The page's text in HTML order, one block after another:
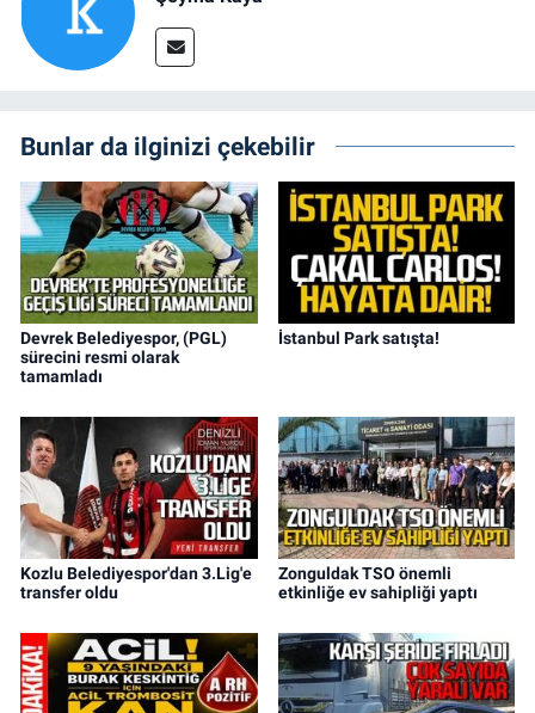
Bunlar da ilginizi çekebilir
Devrek Belediyespor, (PGL)
sürecini resmi olarak
tamamladı
İstanbul Park satışta!
Kozlu Belediyespor'dan 3.Lig'e
transfer oldu
Zonguldak TSO önemli
etkinliğe ev sahipliği yaptı